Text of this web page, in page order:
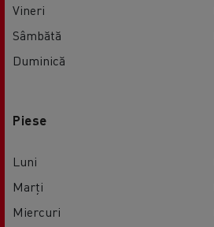
Vineri
Sâmbătă
Duminică
Piese
Luni
Marți
Miercuri